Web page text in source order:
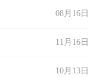
08月16日
11月16日
10月13日